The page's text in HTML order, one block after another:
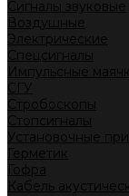
Сигналы звуковые
Воздушные
Электрические
Спецсигналы
Импульсные
СГУ
Стробоскопы
Стопсигналы
Установочные
Герметик
Гофра
Кабель